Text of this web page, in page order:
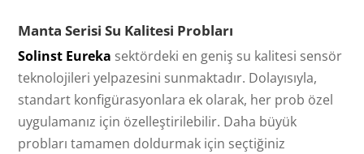
Manta Serisi Su Kalitesi Probları
Solinst Eureka sektördeki en geniş su kalitesi sensör
teknolojileri yelpazesini sunmaktadır. Dolayısıyla,
standart konfigürasyonlara ek olarak, her prob özel
uygulamanız için özelleştirilebilir. Daha büyük
probları tamamen doldurmak için seçtiğiniz